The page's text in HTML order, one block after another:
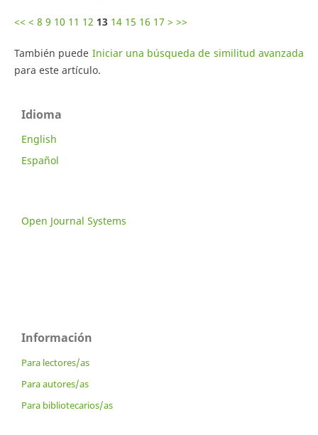
<< < 8 9 10 11 12 13 14 15 16 17 > >>
También puede Iniciar una búsqueda de similitud avanzada
para este artículo.
Idioma
English
Español
Open Journal Systems
Información
Para lectores/as
Para autores/as
Para bibliotecarios/as